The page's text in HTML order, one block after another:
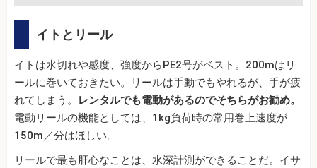
イトとリール
イトは水切れや感度、強度からPE2号がベスト。200mはリ
ールに巻いておきたい。リールは手動でもやれるが、手が疲
れてしまう。
レンタルでも電動があるのでそちらがお勧め。
電動リールの機能としては、1kg負荷時の常用巻上速度が
150m／分はほしい。
リールで最も肝心なことは、水深計測ができることだ。イサ